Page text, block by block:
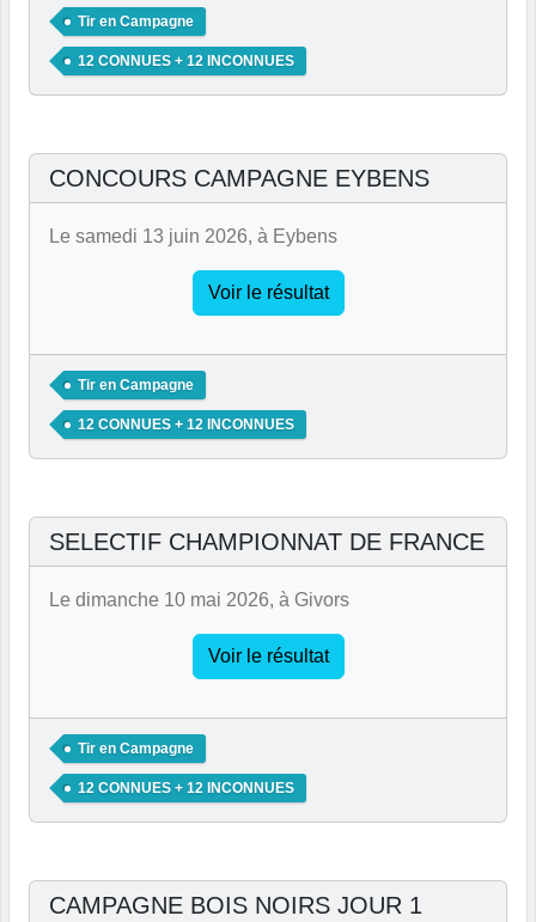
Tir en Campagne
12 CONNUES + 12 INCONNUES
CONCOURS CAMPAGNE EYBENS
Le samedi 13 juin 2026, à Eybens
Voir le résultat
Tir en Campagne
12 CONNUES + 12 INCONNUES
SELECTIF CHAMPIONNAT DE FRANCE
Le dimanche 10 mai 2026, à Givors
Voir le résultat
Tir en Campagne
12 CONNUES + 12 INCONNUES
CAMPAGNE BOIS NOIRS JOUR 1